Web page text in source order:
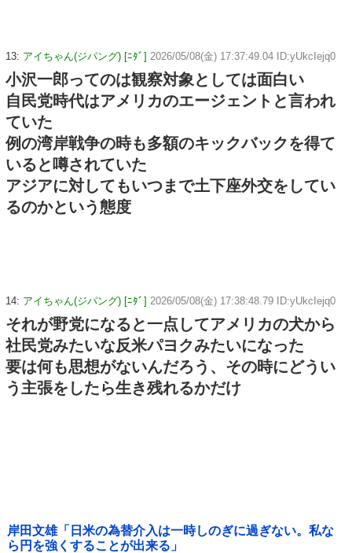
13: アイちゃん(ジパング) [ﾆﾀﾞ] 2026/05/08(金) 17:37:49.04 ID:yUkcIejq0
小沢一郎ってのは観察対象としては面白い
自民党時代はアメリカのエージェントと言われ
ていた
例の湾岸戦争の時も多額のキックバックを得て
いると噂されていた
アジアに対してもいつまで土下座外交をしてい
るのかという態度
14: アイちゃん(ジパング) [ﾆﾀﾞ] 2026/05/08(金) 17:38:48.79 ID:yUkcIejq0
それが野党になると一点してアメリカの犬から
社民党みたいな反米パヨクみたいになった
要は何も思想がないんだろう、その時にどうい
う主張をしたら生き残れるかだけ
岸田文雄「日米の為替介入は一時しのぎに過ぎない。私な
ら円を強くすることが出来る」